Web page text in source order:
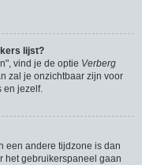
lijst?
vind je de optie Verberg
zal je onzichtbaar zijn voor
en jezelf.
een andere tijdzone is dan
het gebruikerspaneel gaan